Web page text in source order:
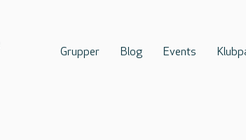
Grupper Blog Events